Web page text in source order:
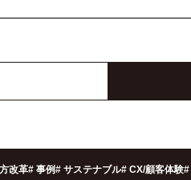
改革# 事例# サステナブル# CX/顧客体験#